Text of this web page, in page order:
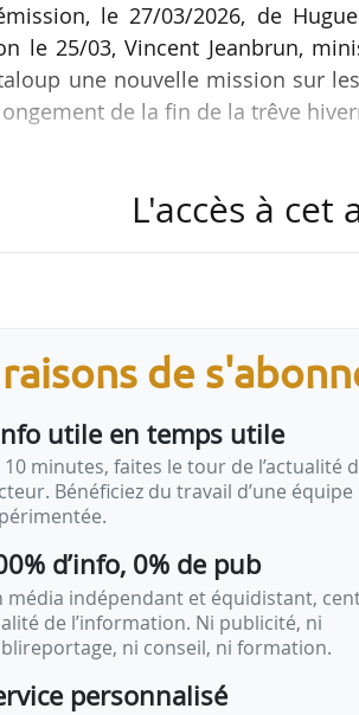
le 27/03/2026, de
le 25/03, Vincent Jeanbrun,
une nouvelle mission sur
de la fin de la trêve
de solutions destinées à
Grataloup sera chargé de
des bailleurs, des locataires,
réseaux ANIL et ADIL…
L'accès à cet
de
utile en temps utile
10 minutes, faites le tour de l’actualité
Bénéficiez du travail d’une équipe
d’info, 0% de pub
média indépendant et équidistant,
de l’information. Ni publicité, ni
ni conseil, ni formation.
personnalisé